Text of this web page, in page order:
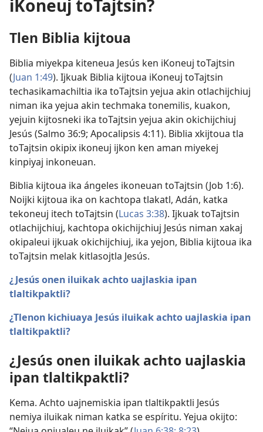
iKoneuj toTajtsin?
Tlen Biblia kijtoua
Biblia miyekpa kiteneua Jesús ken iKoneuj toTajtsin
(Juan 1:49). Ijkuak Biblia kijtoua iKoneuj toTajtsin
techasikamachiltia ika toTajtsin yejua akin otlachijchiuj
niman ika yejua akin techmaka tonemilis, kuakon,
yejuin kijtosneki ika toTajtsin yejua akin okichijchiuj
Jesús (Salmo 36:9; Apocalipsis 4:11). Biblia xkijtoua tla
toTajtsin okipix ikoneuj ijkon ken aman miyekej
kinpiyaj inkoneuan.
Biblia kijtoua ika ángeles ikoneuan toTajtsin (Job 1:6).
Noijki kijtoua ika on kachtopa tlakatl, Adán, katka
tekoneuj itech toTajtsin (Lucas 3:38). Ijkuak toTajtsin
otlachijchiuj, kachtopa okichijchiuj Jesús niman xakaj
okipaleui ijkuak okichijchiuj, ika yejon, Biblia kijtoua ika
toTajtsin melak kitlasojtla Jesús.
¿Jesús onen iluikak achto uajlaskia ipan
tlaltikpaktli?
¿Tlenon kichiuaya Jesús iluikak achto uajlaskia ipan
tlaltikpaktli?
¿Jesús onen iluikak achto uajlaskia
ipan tlaltikpaktli?
Kema. Achto uajnemiskia ipan tlaltikpaktli Jesús
nemiya iluikak niman katka se espíritu. Yejua okijto: